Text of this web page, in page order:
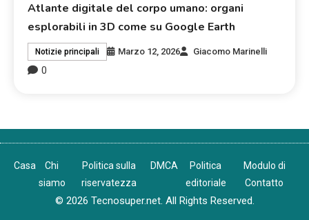
Atlante digitale del corpo umano: organi
esplorabili in 3D come su Google Earth
Notizie principali Marzo 12, 2026 Giacomo Marinelli
0
Casa
Chi
siamo
Politica sulla
riservatezza
DMCA
Politica
editoriale
Modulo di
Contatto
© 2026 Tecnosuper.net. All Rights Reserved.